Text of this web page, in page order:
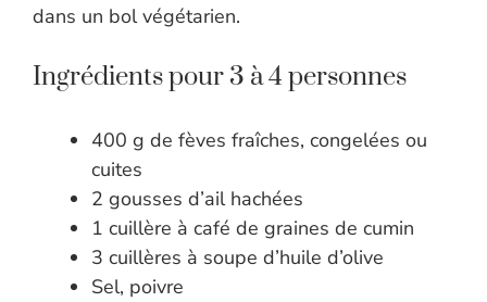
dans un bol végétarien.
Ingrédients pour 3 à 4 personnes
400 g de fèves fraîches, congelées ou
cuites
2 gousses d’ail hachées
1 cuillère à café de graines de cumin
3 cuillères à soupe d’huile d’olive
Sel, poivre